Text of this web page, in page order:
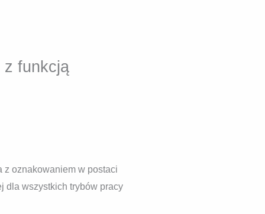
z funkcją
z oznakowaniem w postaci
dla wszystkich trybów pracy